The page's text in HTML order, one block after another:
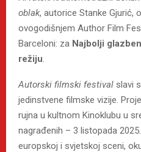
oblak, autorice Stanke Gjurić,
ovogodišnjem Author Film
Barceloni: za Najbolji
režiju.
Autorski filmski festival slavi
jedinstvene filmske vizije.
rujna u kultnom Kinoklubu u
nagrađenih – 3 listopada
europskoj i svjetskoj sceni,